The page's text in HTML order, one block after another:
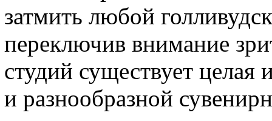
затмить любой
переключив внимание
студий существует
и разнообразной